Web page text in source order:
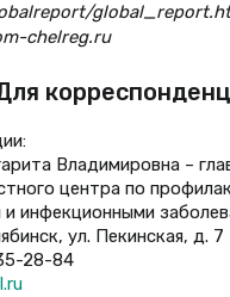
chelreg.ru
Владимировна –
центра по
инфекционными
ул. Пекинская, д. 7
28-84